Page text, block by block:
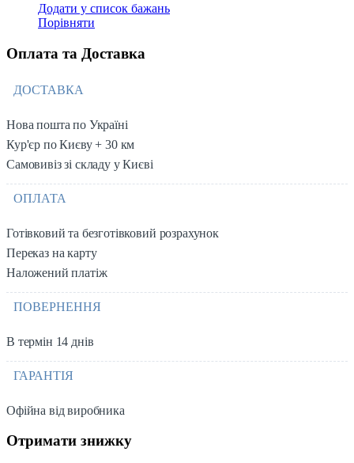
Додати у список бажань
Порівняти
Оплата та Доставка
ДОСТАВКА
Нова пошта по Україні
Кур'єр по Києву + 30 км
Самовивіз зі складу у Києві
ОПЛАТА
Готівковий та безготівковий розрахунок
Переказ на карту
Наложений платіж
ПОВЕРНЕННЯ
В термін 14 днів
ГАРАНТІЯ
Офійна від виробника
Отримати знижку